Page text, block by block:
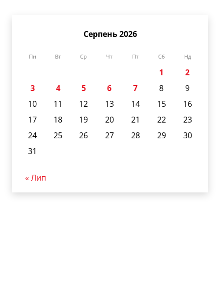
Серпень 2026
Пн Вт Ср Чт Пт Сб Нд
1
2
3
4 5 6 7 8
9
10
11 12 13 14 15
16
17
18 19 20 21 22
23
24
25 26 27 28 29
30
31
« Лип